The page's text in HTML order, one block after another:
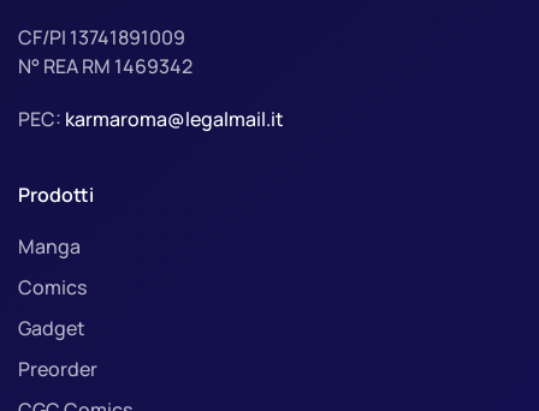
CF/PI 13741891009
N° REA RM 1469342
PEC: karmaroma@legalmail.it
Prodotti
Manga
Comics
Gadget
Preorder